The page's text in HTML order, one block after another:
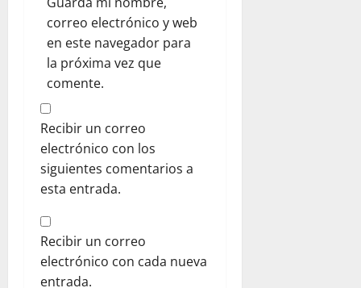
correo electrónico y web
en este navegador para
la próxima vez que
comente.
Recibir un correo
electrónico con los
siguientes comentarios a
esta entrada.
Recibir un correo
electrónico con cada nueva
entrada.